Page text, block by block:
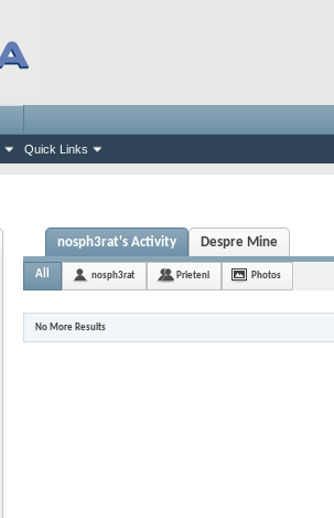
Quick Links
nosph3rat's Activity Despre Mine
All nosph3rat Prieteni Photos
No More Results